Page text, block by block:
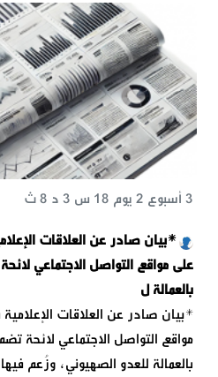
*بيان صادر عن العلاقات
على مواقع التواصل الاجتماعي
بالعمالة ل
3 أسبوع 2 يوم 18 س 3 د 8 ث
*بيان صادر عن العلاقات
مواقع التواصل الاجتماعي لائحة
بالعمالة للعدو الصهيوني، وزُعم فيها